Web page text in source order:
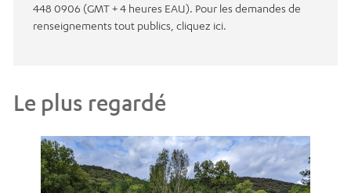
448 0906 (GMT + 4 heures EAU). Pour les demandes de
renseignements tout publics, cliquez ici.
Le plus regardé